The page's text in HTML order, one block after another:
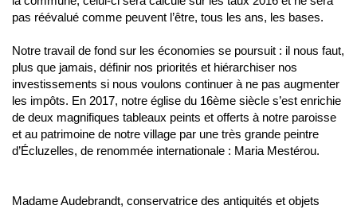
pas réévalué comme peuvent l’être, tous les ans, les bases.
Notre travail de fond sur les économies se poursuit : il nous faut,
plus que jamais, définir nos priorités et hiérarchiser nos
investissements si nous voulons continuer à ne pas augmenter
les impôts. En 2017, notre église du 16ème siècle s’est enrichie
de deux magnifiques tableaux peints et offerts à notre paroisse
et au patrimoine de notre village par une très grande peintre
d’Écluzelles, de renommée internationale : Maria Mestérou.
Madame Audebrandt, conservatrice des antiquités et objets